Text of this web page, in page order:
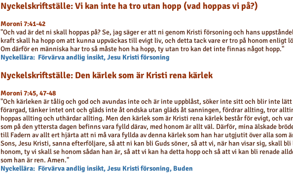
Nyckelskriftställe: Vi kan inte ha tro utan hopp (vad hoppas vi på?)
Moroni 7:41-42
"Och vad är det ni skall hoppas på? Se, jag säger er att ni genom Kristi försoning och hans
kraft skall ha hopp om att kunna uppväckas till evigt liv, och detta tack vare er tro på honom enligt
Om därför en människa har tro så måste hon ha hopp, ty utan tro kan det inte finnas något hopp."
Nyckellära: Förvärva andlig insikt, Jesu Kristi försoning
Nyckelskriftställe: Den kärlek som är Kristi rena kärlek
Moroni 7:45, 47-48
"Och kärleken är tålig och god och avundas inte och är inte uppblåst, söker inte sitt och blir inte lätt
förargad, tänker intet ont och gläds inte åt ondska utan gläds åt sanningen, fördrar allting, tror
hoppas allting och uthärdar allting. Men den kärlek som är Kristi rena kärlek består för evigt, och
som på den yttersta dagen befinns vara fylld därav, med honom är allt väl. Därför, mina älskade
till Fadern av allt ert hjärta att ni må vara fyllda av denna kärlek som han har utgjutit över alla som
Sons, Jesu Kristi, sanna efterföljare, så att ni kan bli Guds söner, så att vi, när han visar sig, skall
honom, ty vi skall se honom sådan han är, så att vi kan ha detta hopp och så att vi kan bli renade
som han är ren. Amen."
Nyckellära: Förvärva andlig insikt, Jesu Kristi försoning, Buden